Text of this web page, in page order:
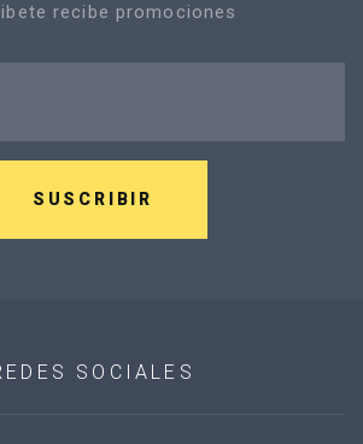
recibe promociones
SUSCRIBIR
SOCIALES